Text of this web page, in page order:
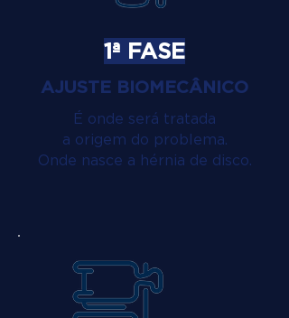
1ª FASE
AJUSTE BIOMECÂNICO
É onde será tratada
a origem do problema.
Onde nasce a hérnia de disco.